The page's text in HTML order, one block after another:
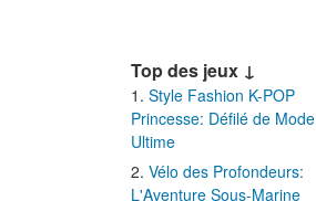
Top des jeux ↓
Style Fashion K-POP
Princesse: Défilé de Mode
Ultime
Vélo des Profondeurs:
L'Aventure Sous-Marine